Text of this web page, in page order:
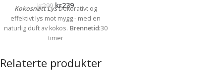
kr299 kr239
Kokosnøtt LysDekorativt og
effektivt lys mot mygg - med en
naturlig duft av kokos. Brennetid:30
timer
Relaterte produkter